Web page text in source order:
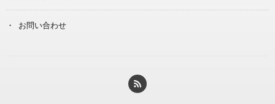
お問い合わせ